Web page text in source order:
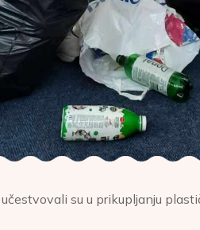
su u prikupljanju